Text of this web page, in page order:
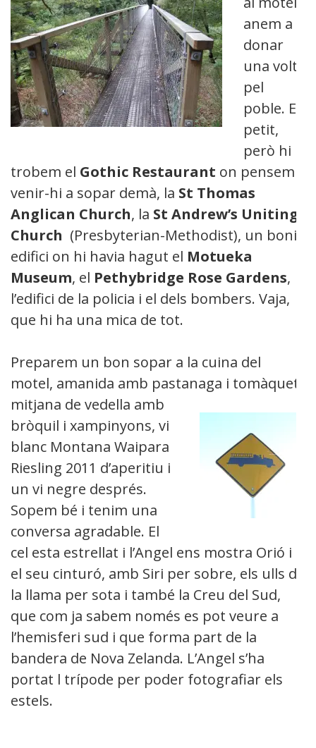
anem a
donar
una volta
pel
poble. Es
petit,
però hi
trobem el Gothic Restaurant on pensem
venir-hi a sopar demà, la St Thomas
Anglican Church, la St Andrew’s Uniting
Church (Presbyterian-Methodist), un bonic
edifici on hi havia hagut el Motueka
Museum, el Pethybridge Rose Gardens,
l’edifici de la policia i el dels bombers. Vaja,
que hi ha una mica de tot.
Preparem un bon sopar a la cuina del
motel, amanida amb pastanaga i tomàquet,
mitjana de vedella amb
bròquil i xampinyons, vi
blanc Montana Waipara
Riesling 2011 d’aperitiu i
un vi negre després.
Sopem bé i tenim una
conversa agradable. El
cel esta estrellat i l’Angel ens mostra Orió i
el seu cinturó, amb Siri per sobre, els ulls de
la llama per sota i també la Creu del Sud,
que com ja sabem només es pot veure a
l’hemisferi sud i que forma part de la
bandera de Nova Zelanda. L’Angel s’ha
portat l trípode per poder fotografiar els
estels.